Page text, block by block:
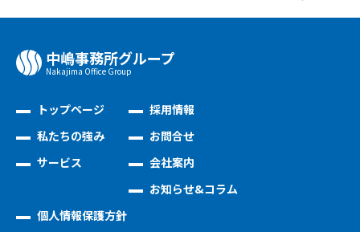
中嶋事務所グループ
Nakajima Oﬃce Group
トップページ
私たちの強み
サービス
採用情報
お問合せ
会社案内
お知らせ&コラム
個人情報保護方針